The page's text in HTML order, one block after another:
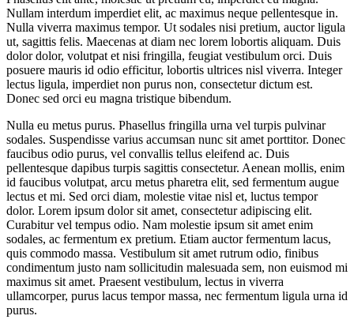
26
Ağustos
2018
0
Paylaşım
Nullam interdum imperdiet elit, ac maximus neque pellentesque in.
Nulla viverra maximus tempor. Ut sodales nisi pretium, auctor ligula
ut, sagittis felis. Maecenas at diam nec lorem lobortis aliquam. Duis
dolor dolor, volutpat et nisi fringilla, feugiat vestibulum orci. Duis
posuere mauris id odio efficitur, lobortis ultrices nisl viverra. Integer
lectus ligula, imperdiet non purus non, consectetur dictum est.
Donec sed orci eu magna tristique bibendum.
Nulla eu metus purus. Phasellus fringilla urna vel turpis pulvinar
sodales. Suspendisse varius accumsan nunc sit amet porttitor. Donec
faucibus odio purus, vel convallis tellus eleifend ac. Duis
pellentesque dapibus turpis sagittis consectetur. Aenean mollis, enim
id faucibus volutpat, arcu metus pharetra elit, sed fermentum augue
lectus et mi. Sed orci diam, molestie vitae nisl et, luctus tempor
dolor. Lorem ipsum dolor sit amet, consectetur adipiscing elit.
Curabitur vel tempus odio. Nam molestie ipsum sit amet enim
sodales, ac fermentum ex pretium. Etiam auctor fermentum lacus,
quis commodo massa. Vestibulum sit amet rutrum odio, finibus
condimentum justo nam sollicitudin malesuada sem, non euismod mi
maximus sit amet. Praesent vestibulum, lectus in viverra
ullamcorper, purus lacus tempor massa, nec fermentum ligula urna id
purus.